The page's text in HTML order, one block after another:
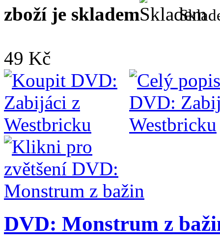
zboží je skladem
49 Kč
DVD: Monstrum z